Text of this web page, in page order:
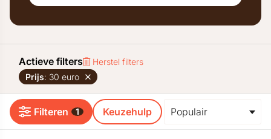
Actieve filters
Herstel filters
Prijs: 30 euro
Filteren 1 Keuzehulp